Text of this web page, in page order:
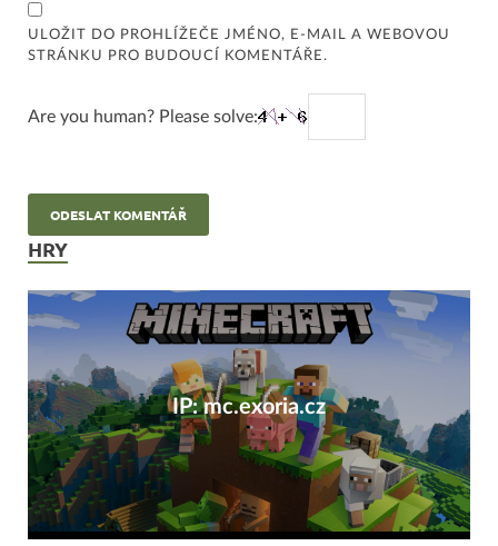
ULOŽIT DO PROHLÍŽEČE JMÉNO, E-MAIL A WEBOVOU
STRÁNKU PRO BUDOUCÍ KOMENTÁŘE.
Are you human? Please solve:
HRY
IP: mc.exoria.cz